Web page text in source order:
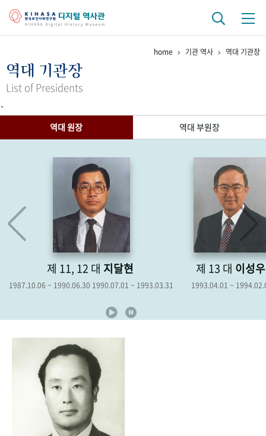
걸어온 길 기관 변천사
연구 역사
정책과 연구 키워드로 보는 연구 역사
연구자들
기록물 아카이브
사진 아카이브 문서 기록물 영상 기록물
주년 기념
성과 50선 숫자로 보는 50년
세계와 함께 한 KIHASA
home 기관 역사 역대 기관장
역대 기관장
List of Presidents
`
역대 원장
역대 부원장
제 11, 12 대지달현
~ 1990.06.30 1990.07.01 ~ 1993.03.31
제 13 대이성우
1993.04.01 ~ 1994.02.03